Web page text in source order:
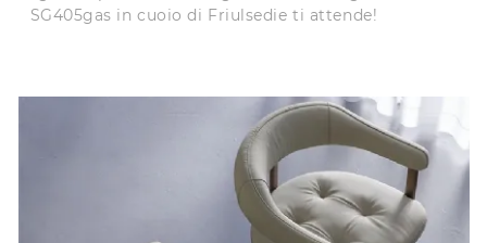
SG405gas in cuoio di Friulsedie ti attende!